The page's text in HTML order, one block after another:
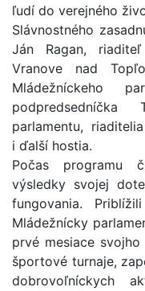
ľudí do verejného
Slávnostného
Ján Ragan,
Vranove nad
Mládežníckeho
podpredsedníčka
parlamentu,
i ďalší hostia.
Počas programu
výsledky svojej
fungovania.
Mládežnícky
prvé mesiace
športové turnaje,
dobrovoľníckych